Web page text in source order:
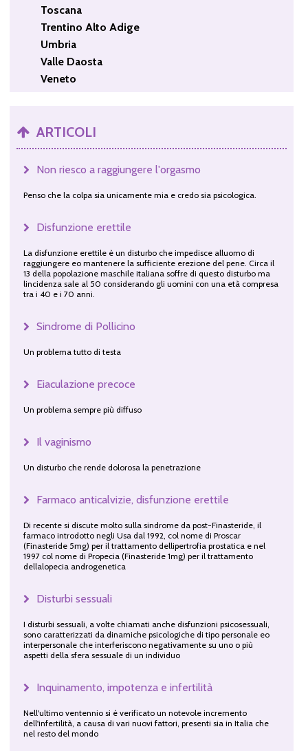
Toscana
Trentino Alto Adige
Umbria
Valle Daosta
Veneto
ARTICOLI
Non riesco a raggiungere l'orgasmo
Penso che la colpa sia unicamente mia e credo sia psicologica.
Disfunzione erettile
La disfunzione erettile è un disturbo che impedisce alluomo di
raggiungere eo mantenere la sufficiente erezione del pene. Circa il
13 della popolazione maschile italiana soffre di questo disturbo ma
lincidenza sale al 50 considerando gli uomini con una età compresa
tra i 40 e i 70 anni.
Sindrome di Pollicino
Un problema tutto di testa
Eiaculazione precoce
Un problema sempre più diffuso
Il vaginismo
Un disturbo che rende dolorosa la penetrazione
Farmaco anticalvizie, disfunzione erettile
Di recente si discute molto sulla sindrome da post-Finasteride, il
farmaco introdotto negli Usa dal 1992, col nome di Proscar
(Finasteride 5mg) per il trattamento dellipertrofia prostatica e nel
1997 col nome di Propecia (Finasteride 1mg) per il trattamento
dellalopecia androgenetica
Disturbi sessuali
I disturbi sessuali, a volte chiamati anche disfunzioni psicosessuali,
sono caratterizzati da dinamiche psicologiche di tipo personale eo
interpersonale che interferiscono negativamente su uno o più
aspetti della sfera sessuale di un individuo
Inquinamento, impotenza e infertilità
Nell'ultimo ventennio si è verificato un notevole incremento
dell'infertilità, a causa di vari nuovi fattori, presenti sia in Italia che
nel resto del mondo